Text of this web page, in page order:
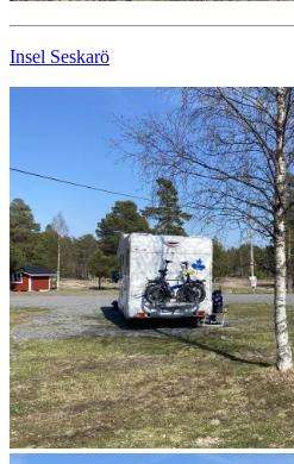
Insel Seskarö